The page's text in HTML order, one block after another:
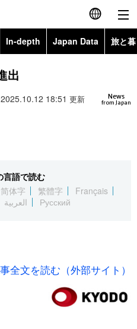
English
繁體字
العربية
In-depth Japan Data 旅と
Images
お知らせ
出
News
from Japan
18:51 更新
言語で読む
简体字 繁體字
Français
العربية Русский
全文を読む（外部サイト）